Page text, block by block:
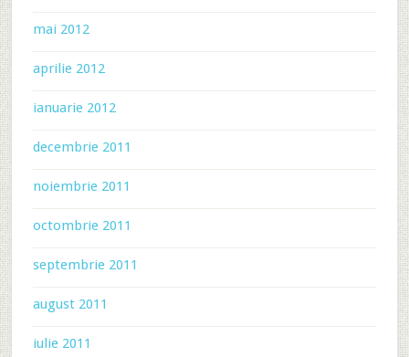
mai 2012
aprilie 2012
ianuarie 2012
decembrie 2011
noiembrie 2011
octombrie 2011
septembrie 2011
august 2011
iulie 2011